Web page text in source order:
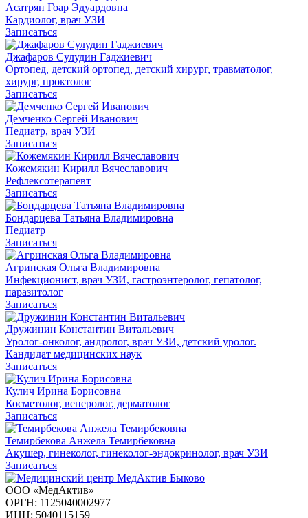
Асатрян Гоар Эдуардовна
Кардиолог, врач УЗИ
Записаться
Джафаров Сулудин Гаджиевич
Ортопед, детский ортопед, детский хирург, травматолог,
хирург, проктолог
Записаться
Демченко Сергей Иванович
Педиатр, врач УЗИ
Записаться
Кожемякин Кирилл Вячеславович
Рефлексотерапевт
Записаться
Бондарцева Татьяна Владимировна
Педиатр
Записаться
Агринская Ольга Владимировна
Инфекционист, врач УЗИ, гастроэнтеролог, гепатолог,
паразитолог
Записаться
Дружинин Константин Витальевич
Уролог-онколог, андролог, врач УЗИ, детский уролог.
Кандидат медицинских наук
Записаться
Кулич Ирина Борисовна
Косметолог, венеролог, дерматолог
Записаться
Темирбекова Анжела Темирбековна
Акушер, гинеколог, гинеколог-эндокринолог, врач УЗИ
Записаться
ООО «МедАктив»
ОРГН: 1125040002977
ИНН: 5040115159